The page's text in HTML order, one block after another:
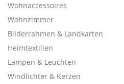
Wohnaccessoires
Wohnzimmer
Bilderrahmen & Landkarten
Heimtextilien
Lampen & Leuchten
Windlichter & Kerzen